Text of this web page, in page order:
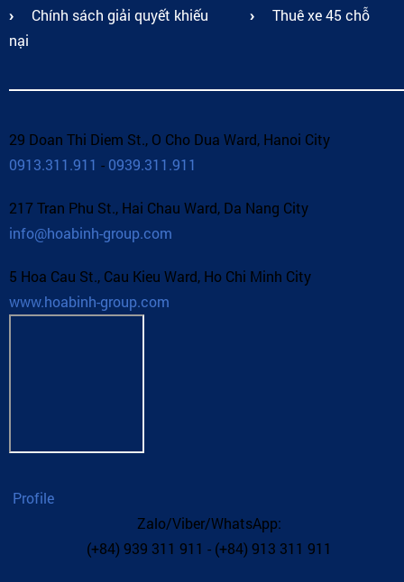
Chính sách giải quyết khiếu
nại
Thuê xe 45 chỗ
29 Doan Thi Diem St., O Cho Dua Ward, Hanoi City
0913.311.911 - 0939.311.911
217 Tran Phu St., Hai Chau Ward, Da Nang City
info@hoabinh-group.com
5 Hoa Cau St., Cau Kieu Ward, Ho Chi Minh City
www.hoabinh-group.com
Profile
Zalo/Viber/WhatsApp:
(+84) 939 311 911 - (+84) 913 311 911